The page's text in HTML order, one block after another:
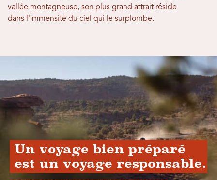
vallée montagneuse, son plus grand attrait réside
dans l'immensité du ciel qui le surplombe.
Un voyage bien préparé
est un voyage responsable.